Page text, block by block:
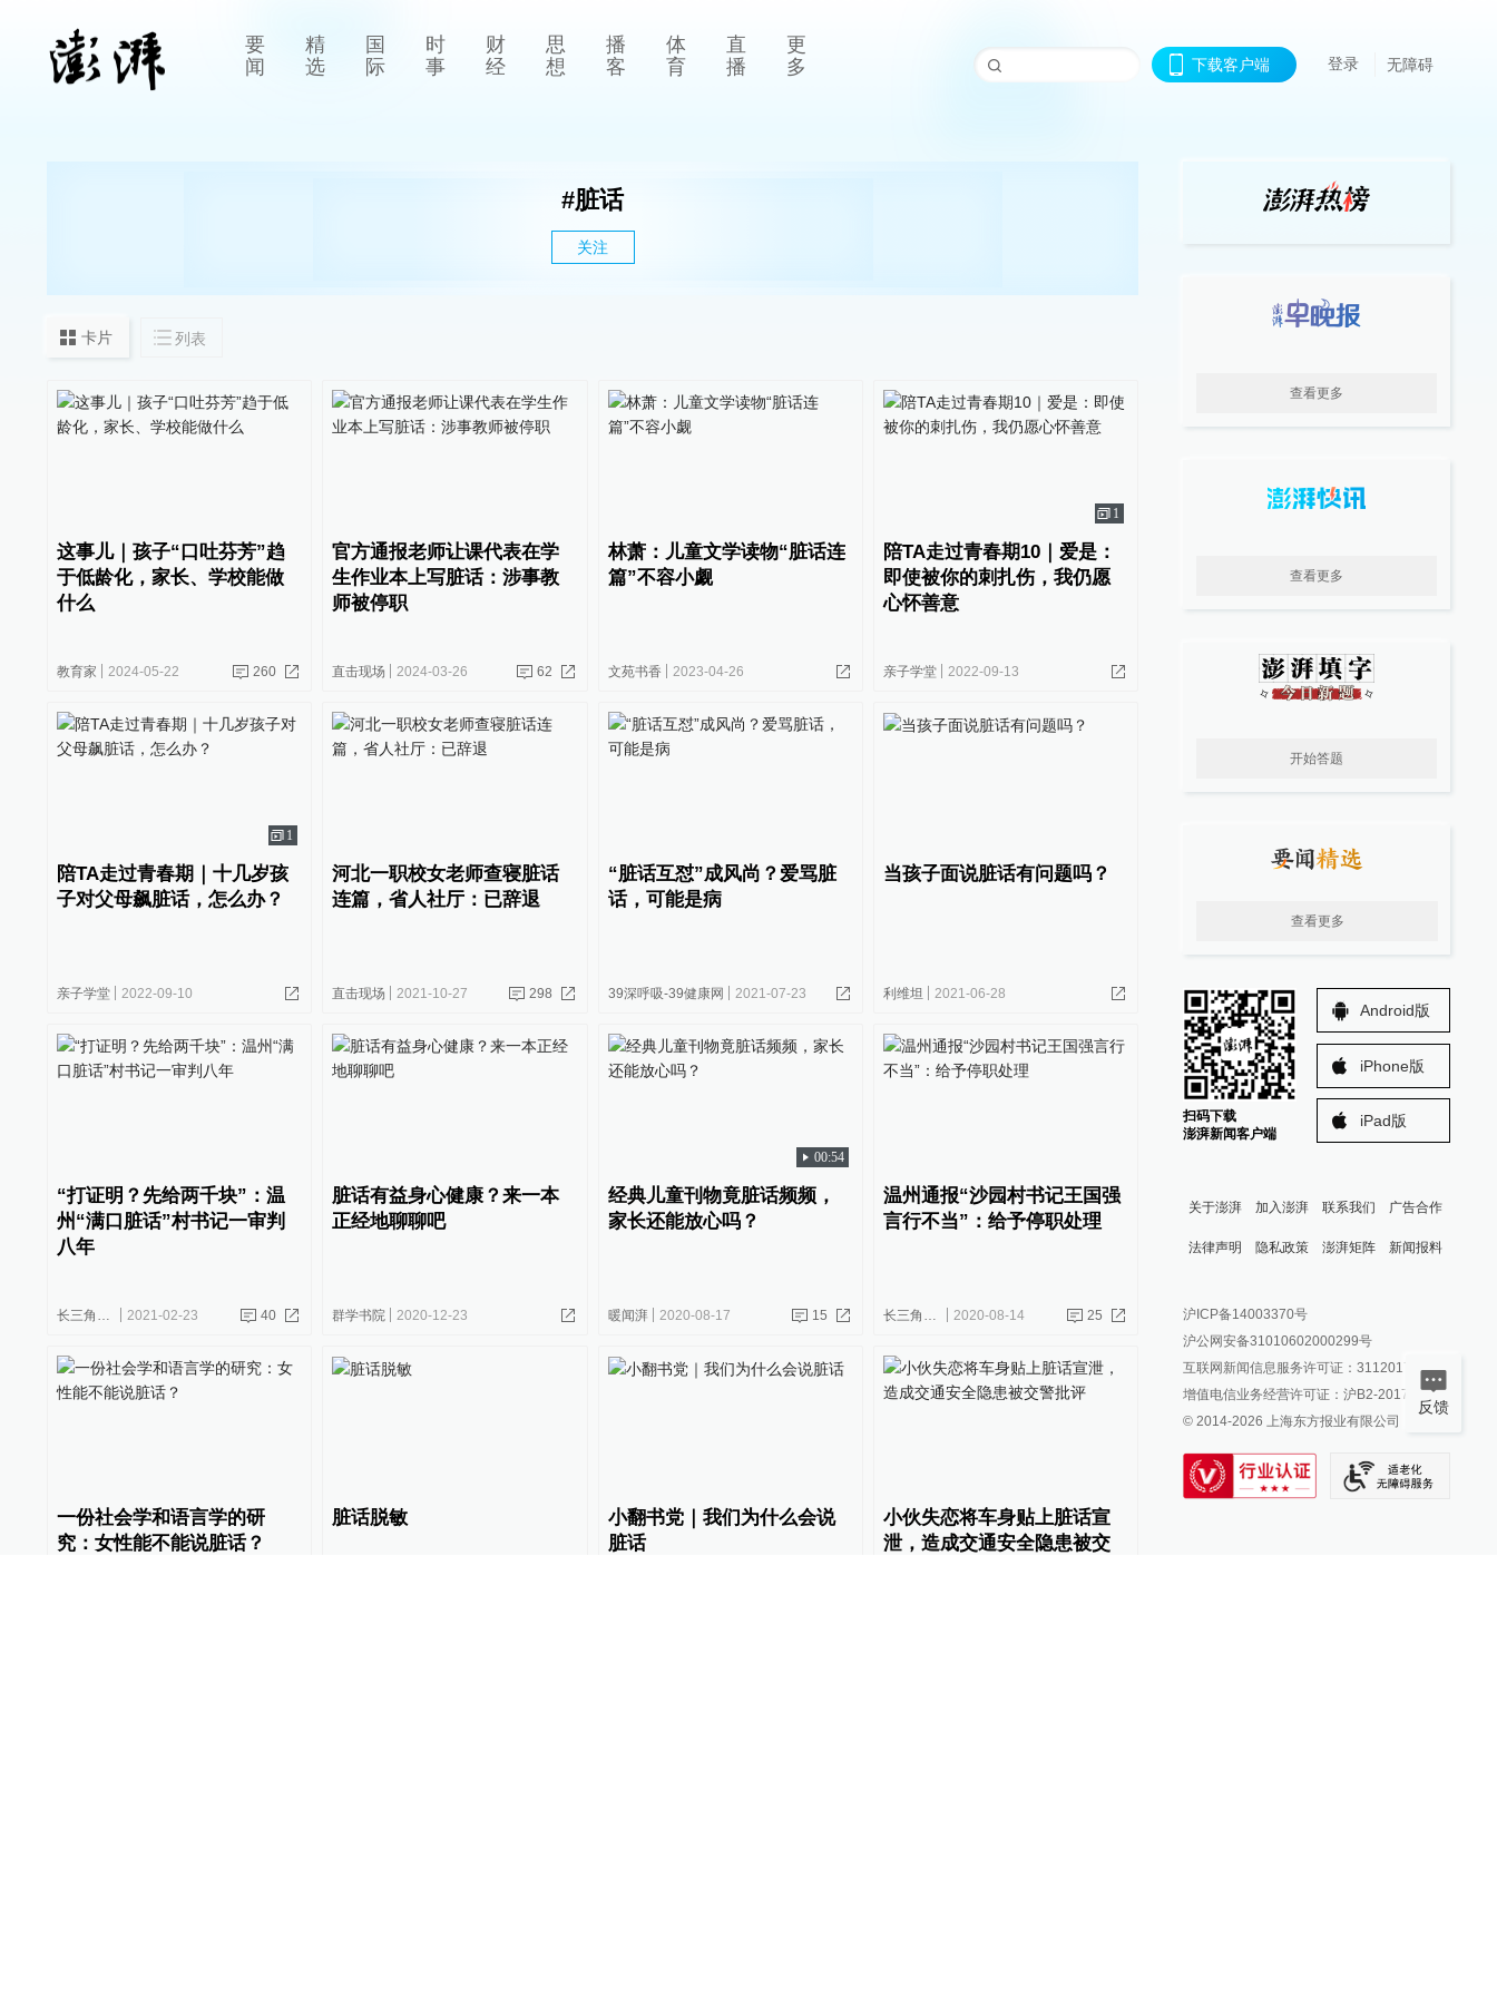
要
闻
精
选
国
际
时
事
财
经
思
想
播
客
体
育
直
播
更
多
下载客户端 登录 无障碍
#脏话
关注
卡片 列表
这事儿｜孩子“口吐芬芳”趋
于低龄化，家长、学校能做
什么
教育家 2024-05-22 260
官方通报老师让课代表在学
生作业本上写脏话：涉事教
师被停职
直击现场 2024-03-26 62
林萧：儿童文学读物“脏话连
篇”不容小觑
文苑书香 2023-04-26
1
陪TA走过青春期10｜爱是：
即使被你的刺扎伤，我仍愿
心怀善意
亲子学堂 2022-09-13
1
陪TA走过青春期｜十几岁孩
子对父母飙脏话，怎么办？
亲子学堂 2022-09-10
河北一职校女老师查寝脏话
连篇，省人社厅：已辞退
直击现场 2021-10-27 298
“脏话互怼”成风尚？爱骂脏
话，可能是病
39深呼吸-39健康网 2021-07-23
当孩子面说脏话有问题吗？
利维坦 2021-06-28
“打证明？先给两千块”：温
州“满口脏话”村书记一审判
八年
长三角政商 2021-02-23 40
脏话有益身心健康？来一本
正经地聊聊吧
群学书院 2020-12-23
00:54
经典儿童刊物竟脏话频频，
家长还能放心吗？
暖闻湃 2020-08-17 15
温州通报“沙园村书记王国强
言行不当”：给予停职处理
长三角政商 2020-08-14 25
一份社会学和语言学的研
究：女性能不能说脏话？
脏话脱敏
小翻书党｜我们为什么会说
脏话
小伙失恋将车身贴上脏话宣
泄，造成交通安全隐患被交
查看更多
查看更多
开始答题
查看更多
扫码下载
澎湃新闻客户端
Android版
iPhone版
iPad版
关于澎湃 加入澎湃 联系我们 广告合作
法律声明 隐私政策 澎湃矩阵
澎湃新闻公众号
澎湃新闻抖音号
派生万物开放平台
IP SHANGHAI
SIXTH TONE
新闻报料
报料邮箱: news@thepaper.cn
沪ICP备14003370号
沪公网安备31010602000299号
互联网新闻信息服务许可证：31120170006
增值电信业务经营许可证：沪B2-2017116
© 2014-2026 上海东方报业有限公司
反馈